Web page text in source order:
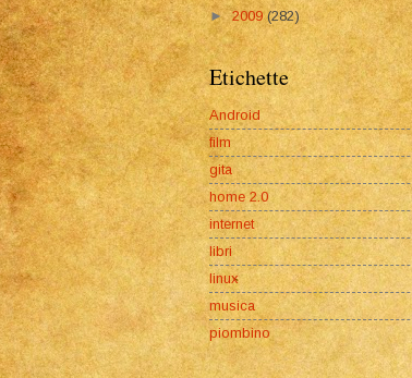
►2009(282)
Etichette
Android
film
gita
home 2.0
internet
libri
linux
musica
piombino